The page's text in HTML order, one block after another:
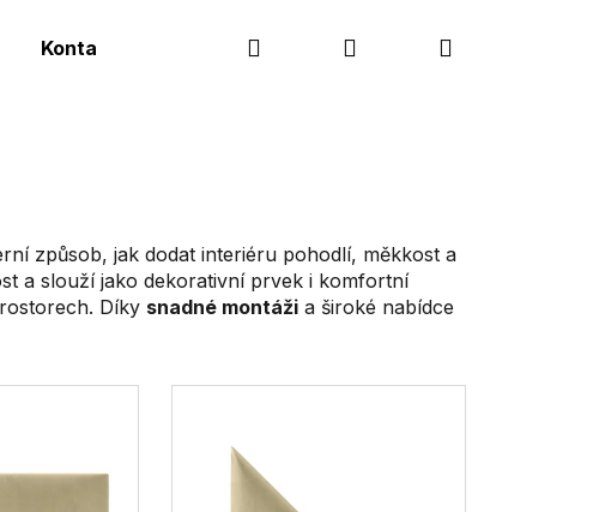
Kontakt Hledat PřihlášeníNákupní
způsob, jak dodat interiéru pohodlí, měkkost a
a slouží jako dekorativní prvek i komfortní
Díky snadné montáži a široké nabídce